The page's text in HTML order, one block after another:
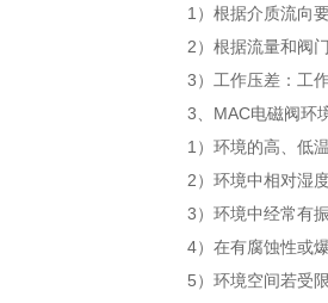
1）根据介质流向
2）根据流量和阀
3）工作压差：工
3、MAC电磁阀环
1）环境的高、低
2）环境中相对湿
3）环境中经常有
4）在有腐蚀性或
5）环境空间若受